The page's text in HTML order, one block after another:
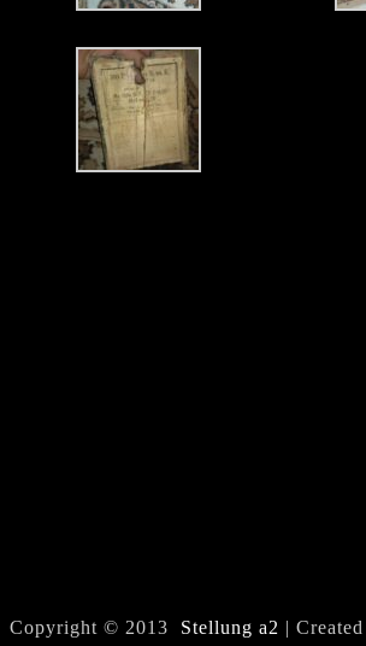
Copyright © 2013 Stellung a2 |